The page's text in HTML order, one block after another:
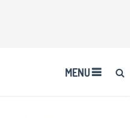
MENU